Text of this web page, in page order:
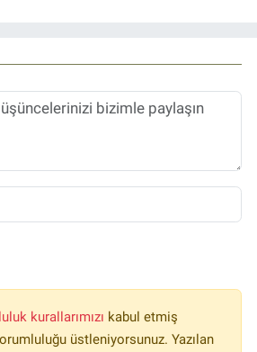
kurallarımızı kabul etmiş
üstleniyorsunuz. Yazılan